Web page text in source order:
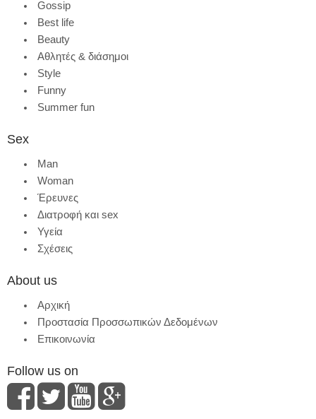
Gossip
Best life
Beauty
Αθλητές & διάσημοι
Style
Funny
Summer fun
Sex
Man
Woman
Έρευνες
Διατροφή και sex
Υγεία
Σχέσεις
About us
Αρχική
Προστασία Προσσωπικών Δεδομένων
Επικοινωνία
Follow us on